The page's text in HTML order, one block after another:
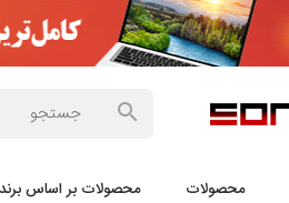
محصولات محصولات بر اساس